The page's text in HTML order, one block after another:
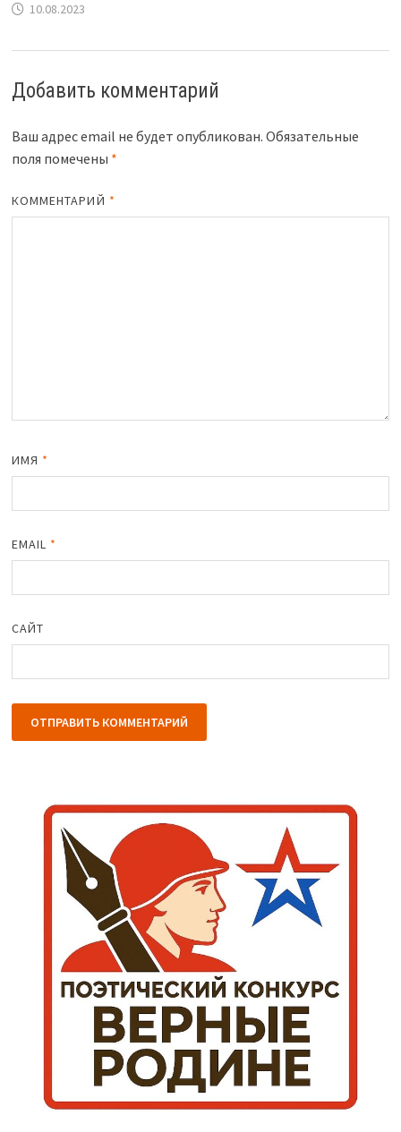
10.08.2023
Добавить комментарий
Ваш адрес email не будет опубликован. Обязательные
поля помечены *
КОММЕНТАРИЙ *
ИМЯ *
EMAIL *
САЙТ